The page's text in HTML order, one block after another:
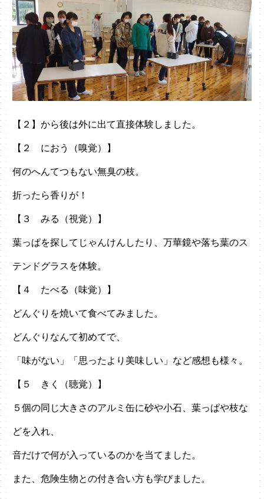
【２】から後は外に出て直接体験しました。
【２ におう（嗅覚）】
何のへんてつもない無臭の枝。
折ったら香りが！
【３ みる（視覚）】
葉っぱを探してじゃんけんしたり、万華鏡や落ち葉のス
テンドグラスを体験。
【４ たべる（味覚）】
どんぐりを焼いて食べてみました。
どんぐりなんて初めてで、
「味がない」「思ったより美味しい」など感想も様々。
【５ きく（聴覚）】
５個の同じ大きさのアルミ缶に砂や小石、葉っぱや枝な
どを入れ、
音だけで何が入っているのかを当てました。
また、危険生物との付き合い方も学びました。